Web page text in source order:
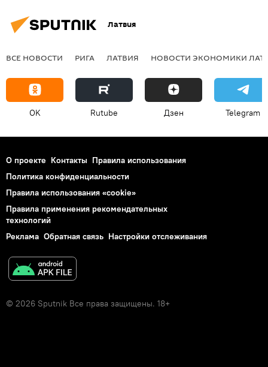
Латвия
ВСЕ НОВОСТИ РИГА ЛАТВИЯ НОВОСТИ ЭКОНОМИКИ
OK Rutube Дзен Telegram
О проекте Контакты Правила использования
Политика конфиденциальности
Правила использования «cookie»
Правила применения рекомендательных
технологий
Реклама Обратная связь Настройки отслеживания
© 2026 Sputnik Все права защищены. 18+